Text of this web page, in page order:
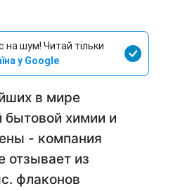
на шум! Читай тільки
у Google
в мире
бытовой химии и
- компания
отзывает из
флаконов